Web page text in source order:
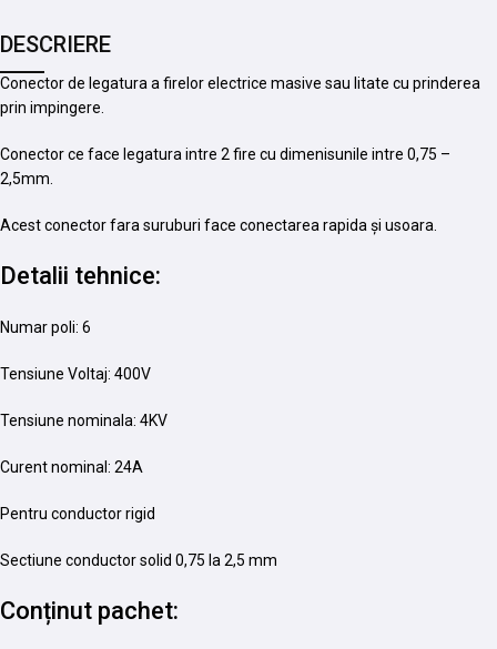
DESCRIERE
Conector de legatura a firelor electrice masive sau litate cu prinderea
prin impingere.
Conector ce face legatura intre 2 fire cu dimenisunile intre 0,75 –
2,5mm.
Acest conector fara suruburi face conectarea rapida și usoara.
Detalii tehnice:
Numar poli: 6
Tensiune Voltaj: 400V
Tensiune nominala: 4KV
Curent nominal: 24A
Pentru conductor rigid
Sectiune conductor solid 0,75 la 2,5 mm
Conținut pachet: